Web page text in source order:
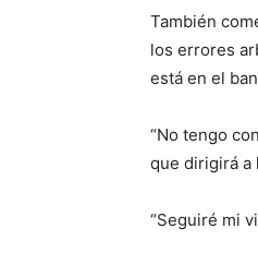
También
los errores
está en el
“No tengo
que dirigirá a
“Seguiré mi